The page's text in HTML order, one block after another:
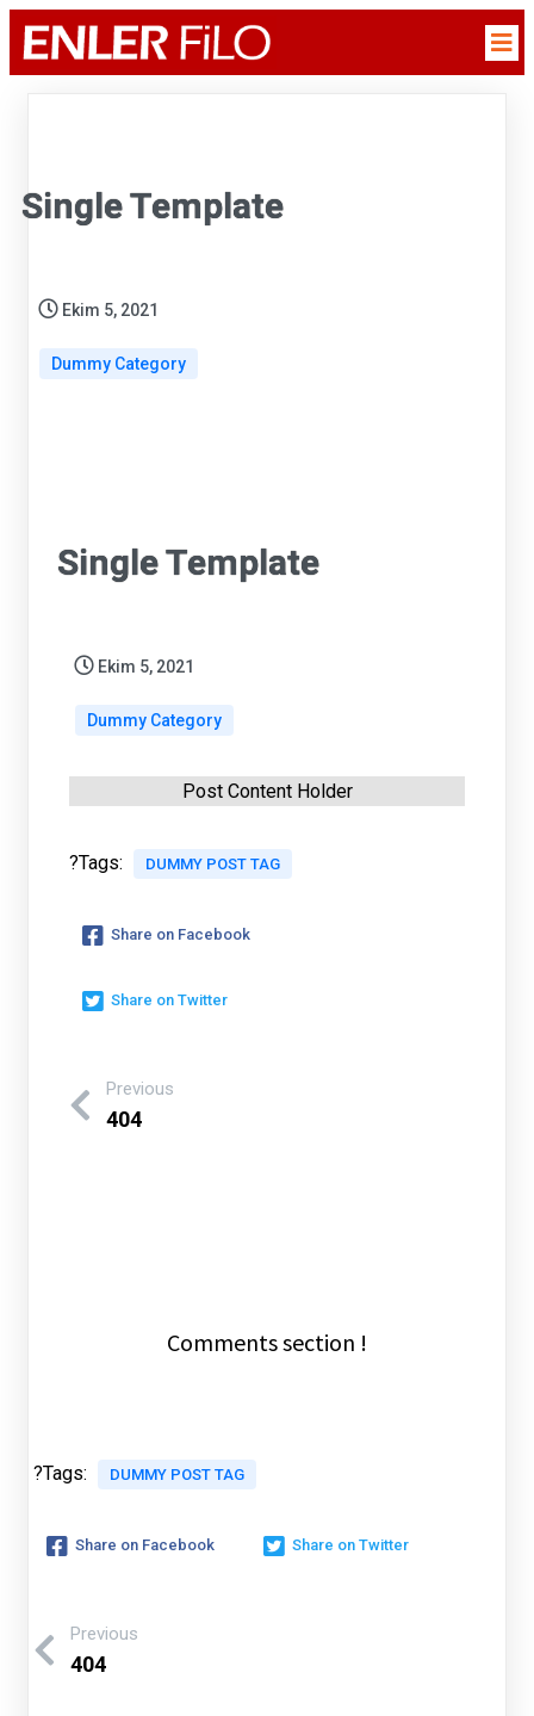
Single Template
Ekim 5, 2021
Dummy Category
Single Template
Ekim 5, 2021
Dummy Category
Post Content Holder
?Tags: DUMMY POST TAG
Share on Facebook
Share on Twitter
Previous
404
Comments section !
?Tags: DUMMY POST TAG
Share on Facebook Share on Twitter
Previous
404